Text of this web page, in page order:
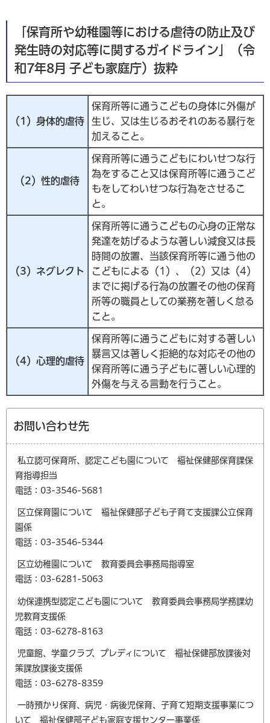
「保育所や幼稚園等における虐待の防止及び
発生時の対応等に関するガイドライン」（令
和7年8月 子ども家庭庁）抜粋
（1）身体的虐待
保育所等に通うこどもの身体に外傷が
生じ、又は生じるおそれのある暴行を
加えること。
（2）性的虐待
保育所等に通うこどもにわいせつな行
為をすること又は保育所等に通うこど
もをしてわいせつな行為をさせるこ
と。
（3）ネグレクト
保育所等に通うこどもの心身の正常な
発達を妨げるような著しい減食又は長
時間の放置、当該保育所等に通う他の
こどもによる（1）、（2）又は（4）
までに掲げる行為の放置その他の保育
所等の職員としての業務を著しく怠る
こと。
（4）心理的虐待
保育所等に通うこどもに対する著しい
暴言又は著しく拒絶的な対応その他の
保育所等に通う子どもに著しい心理的
外傷を与える言動を行うこと。
お問い合わせ先
私立認可保育所、認定こども園について 福祉保健部保育課保
育指導担当
電話：03-3546-5681
区立保育園について 福祉保健部子ども子育て支援課公立保育
園係
電話：03-3546-5344
区立幼稚園について 教育委員会事務局指導室
電話：03-6281-5063
幼保連携型認定こども園について 教育委員会事務局学務課幼
児教育支援係
電話：03-6278-8163
児童館、学童クラブ、プレディについて 福祉保健部放課後対
策課放課後支援係
電話：03-6278-8359
一時預かり保育、病児・病後児保育、子育て短期支援事業につ
いて 福祉保健部子ども家庭支援センター事業係